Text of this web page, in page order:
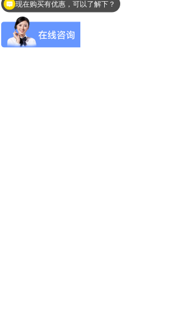
现在购买有优惠，可以了解下？